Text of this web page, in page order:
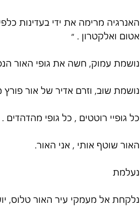
האנרגיה מרימה את ידי בעדינות
אטום ואלקטרון . ״
נושמת עמוק, חשה את גופי האור
נושמת שוב, וזרם אדיר של אור
כל גופיי רוטטים , כל גופי מהדהדים .
האור שוטף אותי , אני האור.
נעלמת
נלקחת אל מעמקי עיר האור טלוס,